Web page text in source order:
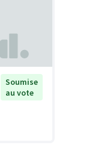
Soumise
au vote